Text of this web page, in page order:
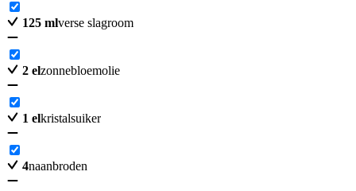
125 mlverse slagroom
2 elzonnebloemolie
1 elkristalsuiker
4naanbroden